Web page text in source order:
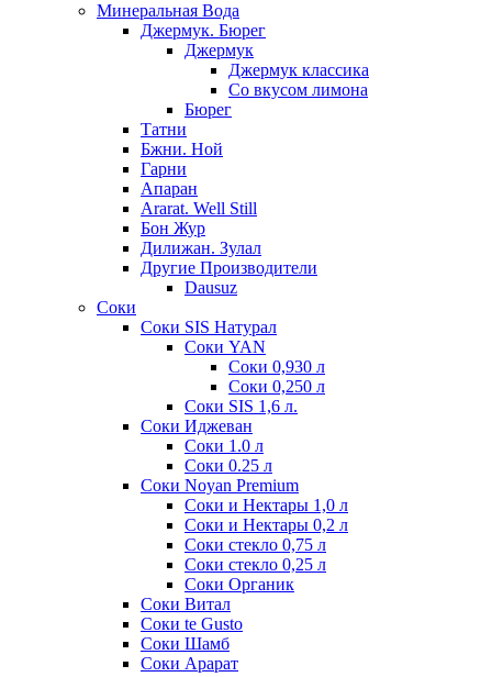
Минеральная Вода
Джермук. Бюрег
Джермук
Джермук классика
Со вкусом лимона
Бюрег
Татни
Бжни. Ной
Гарни
Апаран
Ararat. Well Still
Бон Жур
Дилижан. Зулал
Другие Производители
Dausuz
Соки
Соки SIS Натурал
Соки YAN
Соки 0,930 л
Соки 0,250 л
Соки SIS 1,6 л.
Соки Иджеван
Соки 1.0 л
Соки 0.25 л
Соки Noyan Premium
Соки и Нектары 1,0 л
Соки и Нектары 0,2 л
Соки стекло 0,75 л
Соки стекло 0,25 л
Соки Органик
Соки Витал
Соки te Gusto
Соки Шамб
Соки Арарат